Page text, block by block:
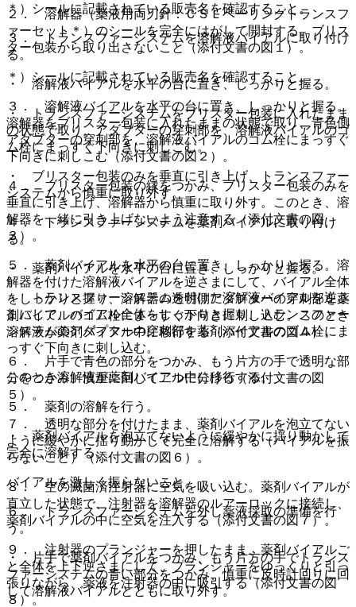
＊）シールに記載されている販売名を確認すること。
３． トランスファーシステムを溶解液バイアルに取り付け
る。
・ 溶解液バイアルを水平の台に置き、しっかりと握る。
・ トランスファーシステムをブリスター包装に入れたまま
の状態で取り、アダプターの穿刺部を、溶解液バイアルのゴ
ム栓にまっすぐ下向きに刺しこむ。
・ ブリスター包装のみを垂直に引き上げ、トランスファー
システムから慎重に取り外す。
４． トランスファーシステムを薬剤バイアルに取り付け
る。
・ 薬剤バイアルを水平の台に置き、しっかりと握る。
・ トランスファーシステムを付けた溶解液バイアルを逆さ
まにして、バイアル全体をしっかりと握り、トランスファー
システムのアダプターの穿刺部を薬剤バイアルのゴム栓にま
っすぐ下向きに刺し込む。
このとき溶解液が薬剤バイアル中に移行する。
５． 薬剤の溶解を行う。
・ 薬剤バイアルを泡立てないように緩やかに揺り動かして
完全に溶解する。
バイアルを激しく振らないこと。
６． トランスファーシステムを外し薬液採取の準備を行
う。
・ 片手で薬剤バイアルをつかみ、もう片方の手でトランス
ファーシステムの青い部分をつかみ、慎重に反時計回りに回
して溶解液バイアルとともに取り外す。
２． 溶解器（薬液用両刃針：ＣＳＬベーリングトランスフ
ァーセット＊）のシールを完全にはがして開封する。ブリス
ター包装から取り出さないこと（添付文書の図１）。
＊）シールに記載されている販売名を確認すること。
３． 溶解液バイアルを水平の台に置き、しっかりと握る。
溶解器をブリスター包装に入れたままの状態で取り、青色側
アダプターの穿刺部を、溶解液バイアルのゴム栓にまっすぐ
下向きに刺しこむ（添付文書の図２）。
４． ブリスター包装の縁をつかみ、ブリスター包装のみを
垂直に引き上げ、溶解器から慎重に取り外す。このとき、溶
解器を一緒に引き上げないよう注意する（添付文書の図
３）。
５． 薬剤バイアルを水平の台に置き、しっかりと握る。溶
解器を付けた溶解液バイアルを逆さまにして、バイアル全体
をしっかりと握り、溶解器の透明側アダプターの穿刺部を薬
剤バイアルのゴム栓にまっすぐ下向きに刺し込む。このとき
溶解液が薬剤バイアル中に移行する（添付文書の図４）。
６． 片手で青色の部分をつかみ、もう片方の手で透明な部
分をつかみ、慎重に回して二つに分ける（添付文書の図
５）。
７． 透明な部分を付けたまま、薬剤バイアルを泡立てない
ように緩やかに揺り動かして完全に溶解する（バイアルを振
らないこと）（添付文書の図６）。
８． 空の滅菌済注射器に空気を吸い込む。薬剤バイアルが
直立した状態で、注射器を溶解器のルアーロックに接続し、
薬剤バイアルの中に空気を注入する（添付文書の図７）。
９． 注射器のプランジャーを押したまま、薬剤バイアルご
と全体を上下逆さまにして、プランジャーをゆっくりと引っ
張りながら、薬液を注射器の中に吸引する（添付文書の図
８）。